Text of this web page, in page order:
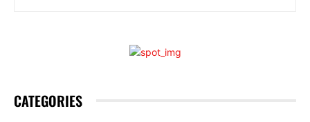
CATEGORIES